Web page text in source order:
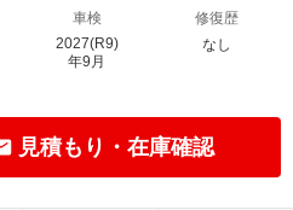
車検
2027(R9)
年9月
修復歴
なし
見積もり・在庫確認